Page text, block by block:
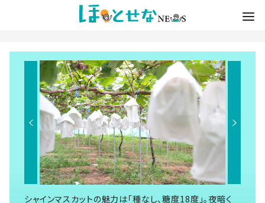
シャインマスカットの魅力は「種なし、糖度18度」。夜暗く